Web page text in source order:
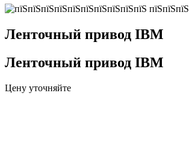
Ленточный привод IBM
Ленточный привод IBM
Цену уточняйте